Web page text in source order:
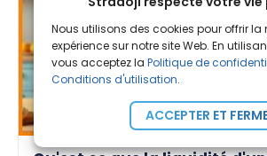
Nous utilisons des cookies pour offrir la
expérience sur notre site Web. En
vous acceptez la Politique de
Conditions d'utilisation.
ACCEPTER ET